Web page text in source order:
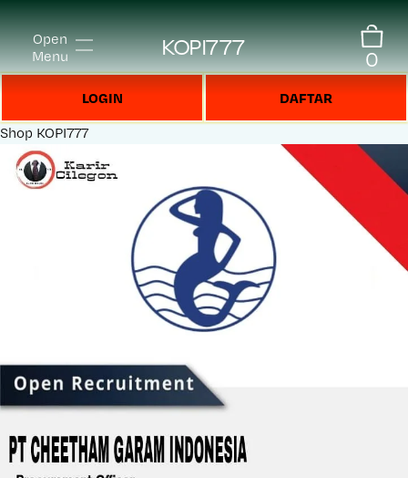
Open
Menu
KOPI777 0
LOGIN DAFTAR
Shop KOPI777